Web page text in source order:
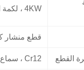
4KW ، لكمة الثقب
قطع منشار
القطع Cr12 ، سماع العلاج